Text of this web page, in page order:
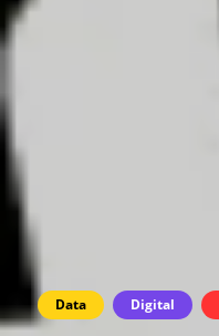
Data Digital